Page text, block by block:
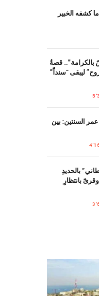
كشفه الخبير
قصةُ
ليبقى “سنداً”
عمر السنتين: بين
بالحديدِ
بانتظارِ